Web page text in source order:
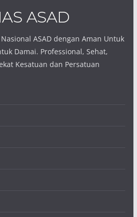
ASAD dengan Aman Untuk
Damai. Professional, Sehat,
Kesatuan dan Persatuan